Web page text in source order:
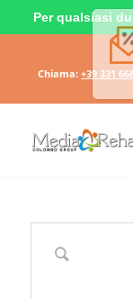
Chiama: +39 331
Per qualsiasi